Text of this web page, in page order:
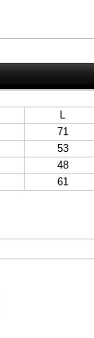
L
71
53
48
61